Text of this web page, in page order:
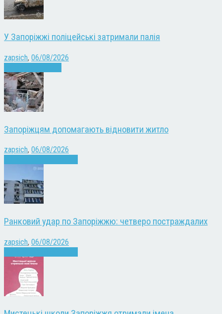
У Запоріжжі поліцейські затримали палія
zapsich, 06/08/2026
Запоріжцям допомагають відновити житло
zapsich, 06/08/2026
Ранковий удар по Запоріжжю: четверо постраждалих
zapsich, 06/08/2026